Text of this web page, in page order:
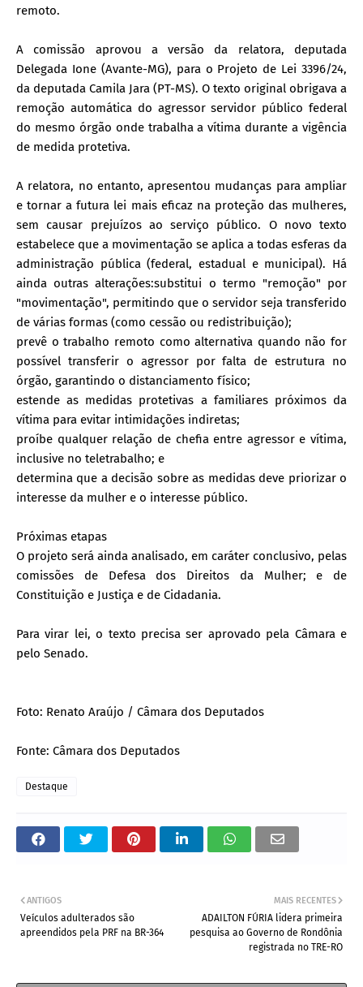
remoto.
A comissão aprovou a versão da relatora, deputada
Delegada Ione (Avante-MG), para o Projeto de Lei 3396/24,
da deputada Camila Jara (PT-MS). O texto original obrigava a
remoção automática do agressor servidor público federal
do mesmo órgão onde trabalha a vítima durante a vigência
de medida protetiva.
A relatora, no entanto, apresentou mudanças para ampliar
e tornar a futura lei mais eficaz na proteção das mulheres,
sem causar prejuízos ao serviço público. O novo texto
estabelece que a movimentação se aplica a todas esferas da
administração pública (federal, estadual e municipal). Há
ainda outras alterações:substitui o termo "remoção" por
"movimentação", permitindo que o servidor seja transferido
de várias formas (como cessão ou redistribuição);
prevê o trabalho remoto como alternativa quando não for
possível transferir o agressor por falta de estrutura no
órgão, garantindo o distanciamento físico;
estende as medidas protetivas a familiares próximos da
vítima para evitar intimidações indiretas;
proíbe qualquer relação de chefia entre agressor e vítima,
inclusive no teletrabalho; e
determina que a decisão sobre as medidas deve priorizar o
interesse da mulher e o interesse público.
Próximas etapas
O projeto será ainda analisado, em caráter conclusivo, pelas
comissões de Defesa dos Direitos da Mulher; e de
Constituição e Justiça e de Cidadania.
Para virar lei, o texto precisa ser aprovado pela Câmara e
pelo Senado.
Foto: Renato Araújo / Câmara dos Deputados
Fonte: Câmara dos Deputados
Destaque
MAIS RECENTES
ADAILTON FÚRIA lidera primeira
pesquisa ao Governo de Rondônia
registrada no TRE-RO
ANTIGOS
Veículos adulterados são
apreendidos pela PRF na BR-364